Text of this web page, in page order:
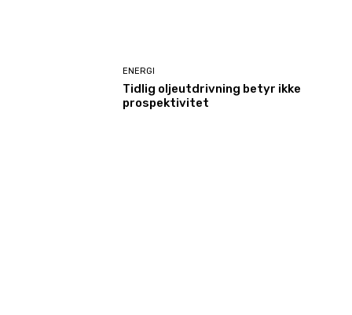
ENERGI
Tidlig oljeutdrivning betyr ikke
prospektivitet